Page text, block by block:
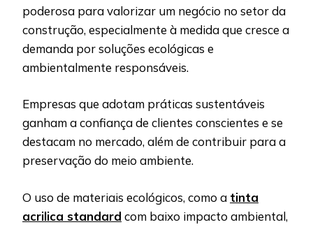
poderosa para valorizar um negócio no setor da
construção, especialmente à medida que cresce a
demanda por soluções ecológicas e
ambientalmente responsáveis.
Empresas que adotam práticas sustentáveis
ganham a confiança de clientes conscientes e se
destacam no mercado, além de contribuir para a
preservação do meio ambiente.
O uso de materiais ecológicos, como a tinta
acrilica standard com baixo impacto ambiental,